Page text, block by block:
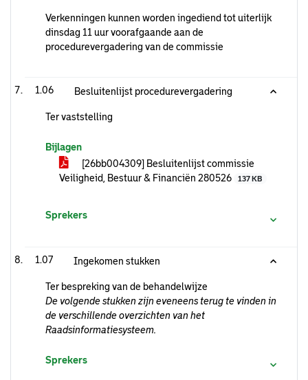
Verkenningen kunnen worden ingediend tot uiterlijk
dinsdag 11 uur voorafgaande aan de
procedurevergadering van de commissie
1.06 Besluitenlijst procedurevergadering
Ter vaststelling
Bijlagen
[26bb004309] Besluitenlijst commissie
Veiligheid, Bestuur & Financiën 280526
137 KB
Sprekers
1.07 Ingekomen stukken
Ter bespreking van de behandelwijze
De volgende stukken zijn eveneens terug te vinden in
de verschillende overzichten van het
Raadsinformatiesysteem.
Sprekers